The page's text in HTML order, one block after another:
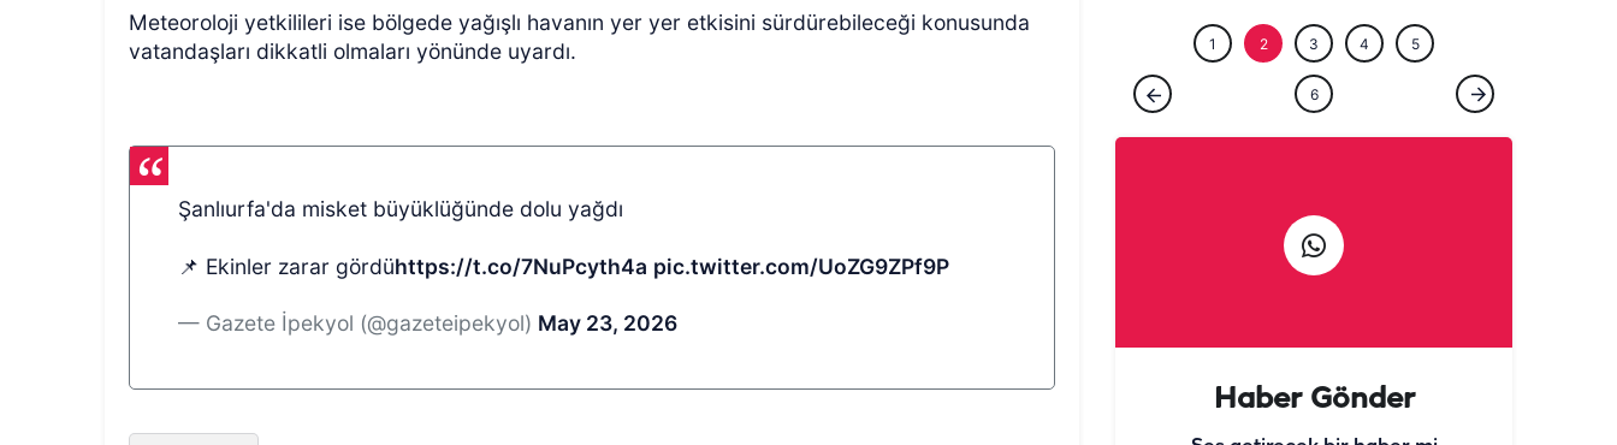
Meteoroloji yetkilileri ise bölgede yağışlı havanın yer yer etkisini sürdürebileceği konusunda
vatandaşları dikkatli olmaları yönünde uyardı.
Şanlıurfa'da misket büyüklüğünde dolu yağdı
📌 Ekinler zarar gördühttps://t.co/7NuPcyth4a pic.twitter.com/UoZG9ZPf9P
— Gazete İpekyol (@gazeteipekyol) May 23, 2026
Ses getirecek bir haber mi
yayınlamak istiyorsun? O zaman